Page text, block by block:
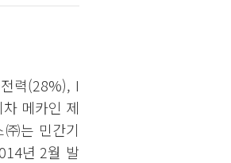
력(28%), I
메카인 제
는 민간기
년 2월 발